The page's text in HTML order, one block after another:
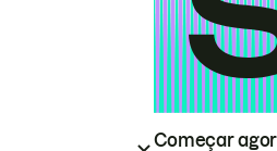
Começar